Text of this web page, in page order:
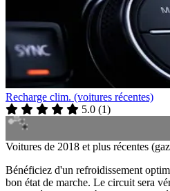
Recharge clim. (voitures récentes)
5.0 (1)
Voitures de 2018 et plus récentes
Bénéficiez d'un refroidissement
bon état de marche. Le circuit sera